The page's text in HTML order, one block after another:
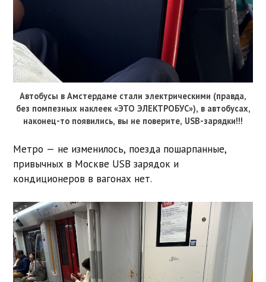
Автобусы в Амстердаме стали электрическими (правда,
без помпезных наклеек «ЭТО ЭЛЕКТРОБУС»), в автобусах,
наконец-то появились, вы не поверите, USB-зарядки!!!
Метро — не изменилось, поезда пошарпанные,
привычных в Москве USB зарядок и
кондиционеров в вагонах нет.